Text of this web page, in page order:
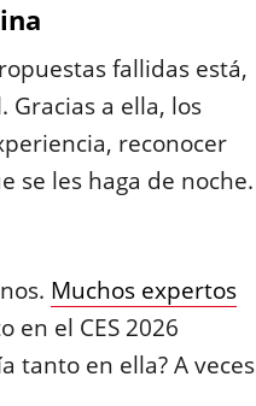
fallidas está,
a ella, los
reconocer
se les haga de noche.
Muchos expertos
en el CES 2026
tanto en ella? A veces